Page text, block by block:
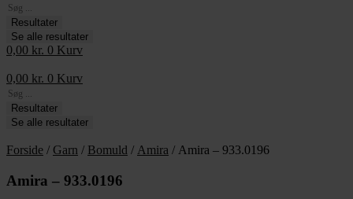
Search
...Resultater
Se alle resultater
0,00 kr. 0 Kurv
0,00 kr. 0 Kurv
Search
...Resultater
Se alle resultater
Forside / Garn / Bomuld / Amira / Amira – 933.0196
Amira – 933.0196